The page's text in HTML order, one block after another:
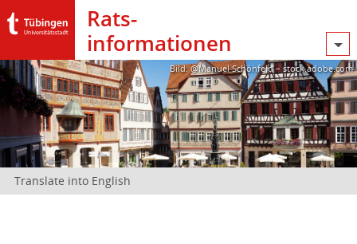
Rats­
informationen
Bild: @Manuel Schönfeld – stock.adobe.com
Translate into English